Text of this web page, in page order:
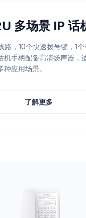
多场景 IP 话
路，10个快速拨号键，1
机手柄配备高清扬声器，
应用场景。
了解更多